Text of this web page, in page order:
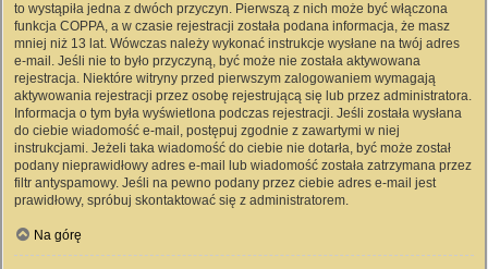
to wystąpiła jedna z dwóch przyczyn. Pierwszą z nich może być włączona
funkcja COPPA, a w czasie rejestracji została podana informacja, że masz
mniej niż 13 lat. Wówczas należy wykonać instrukcje wysłane na twój adres
e-mail. Jeśli nie to było przyczyną, być może nie została aktywowana
rejestracja. Niektóre witryny przed pierwszym zalogowaniem wymagają
aktywowania rejestracji przez osobę rejestrującą się lub przez administratora.
Informacja o tym była wyświetlona podczas rejestracji. Jeśli została wysłana
do ciebie wiadomość e-mail, postępuj zgodnie z zawartymi w niej
instrukcjami. Jeżeli taka wiadomość do ciebie nie dotarła, być może został
podany nieprawidłowy adres e-mail lub wiadomość została zatrzymana przez
filtr antyspamowy. Jeśli na pewno podany przez ciebie adres e-mail jest
prawidłowy, spróbuj skontaktować się z administratorem.
Na górę